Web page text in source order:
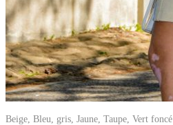
Beige, Bleu, gris, Jaune, Taupe, Vert foncé